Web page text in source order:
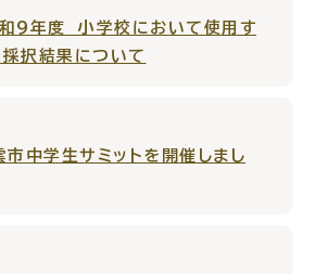
ア
各種申請書・ 様式ダ
ウンロード
９年度 小学校において使用す
択結果について
市中学生サミットを開催しまし